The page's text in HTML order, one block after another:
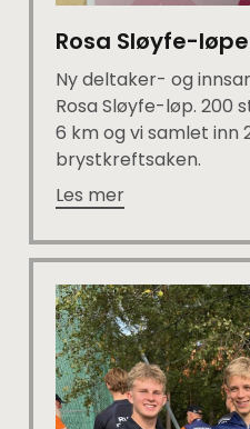
Rosa Sløyfe-
Ny deltaker- og
Rosa Sløyfe-løp. 200
6 km og vi samlet inn
brystkreftsaken.
Les mer